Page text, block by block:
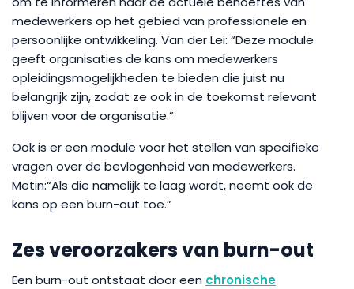
medewerkers op het gebied van professionele en
persoonlijke ontwikkeling. Van der Lei: “Deze module
geeft organisaties de kans om medewerkers
opleidingsmogelijkheden te bieden die juist nu
belangrijk zijn, zodat ze ook in de toekomst relevant
blijven voor de organisatie.”
Ook is er een module voor het stellen van specifieke
vragen over de bevlogenheid van medewerkers.
Metin:“Als die namelijk te laag wordt, neemt ook de
kans op een burn-out toe.”
Zes veroorzakers van burn-out
Een burn-out ontstaat door een chronische